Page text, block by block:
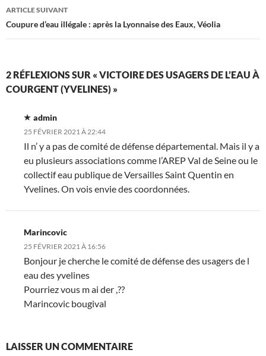
ARTICLE SUIVANT
Coupure d’eau illégale : après la Lyonnaise des Eaux, Véolia
2 RÉFLEXIONS SUR « VICTOIRE DES USAGERS DE L’EAU À
COURGENT (YVELINES) »
admin
25 FÉVRIER 2021 À 22:44
Il n’ y a pas de comité de défense départemental. Mais il y a
eu plusieurs associations comme l’AREP Val de Seine ou le
collectif eau publique de Versailles Saint Quentin en
Yvelines. On vois envie des coordonnées.
Marincovic
25 FÉVRIER 2021 À 16:56
Bonjour je cherche le comité de défense des usagers de l
eau des yvelines
Pourriez vous m ai der ,??
Marincovic bougival
LAISSER UN COMMENTAIRE